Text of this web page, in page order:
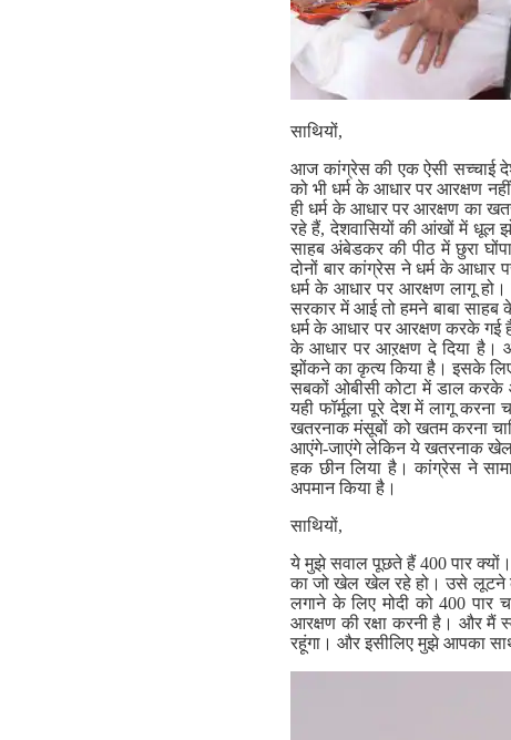
साथियों,
आज कांग्रेस की एक ऐसी सच्चाई
को भी धर्म के आधार पर आरक्षण
ही धर्म के आधार पर आरक्षण का
रहे हैं, देशवासियों की आंखों में धूल
साहब अंबेडकर की पीठ में छुरा
दोनों बार कांग्रेस ने धर्म के आधार
धर्म के आधार पर आरक्षण लागू
सरकार में आई तो हमने बाबा साहब
धर्म के आधार पर आरक्षण करके गई
के आधार पर आऱक्षण दे दिया
झोंकने का कृत्य किया है। इसके
सबकों ओबीसी कोटा में डाल करके
यही फॉर्मूला पूरे देश में लागू करना
खतरनाक मंसूबों को खतम करना
आएंगे-जाएंगे लेकिन ये खतरनाक खेल
हक छीन लिया है। कांग्रेस ने
अपमान किया है।
साथियों,
ये मुझे सवाल पूछते हैं 400 पार
का जो खेल खेल रहे हो। उसे लूटने
लगाने के लिए मोदी को 400 पार
आरक्षण की रक्षा करनी है। और
रहूंगा। और इसीलिए मुझे आपका